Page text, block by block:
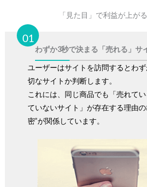
「見た目」で利益が上が
01
わずか3秒で決まる「売れる」サ
ユーザーはサイトを訪問するとわ
切なサイトか判断します。
これには、同じ商品でも「売れて
ていないサイト」が存在する理由
密”が関係しています。